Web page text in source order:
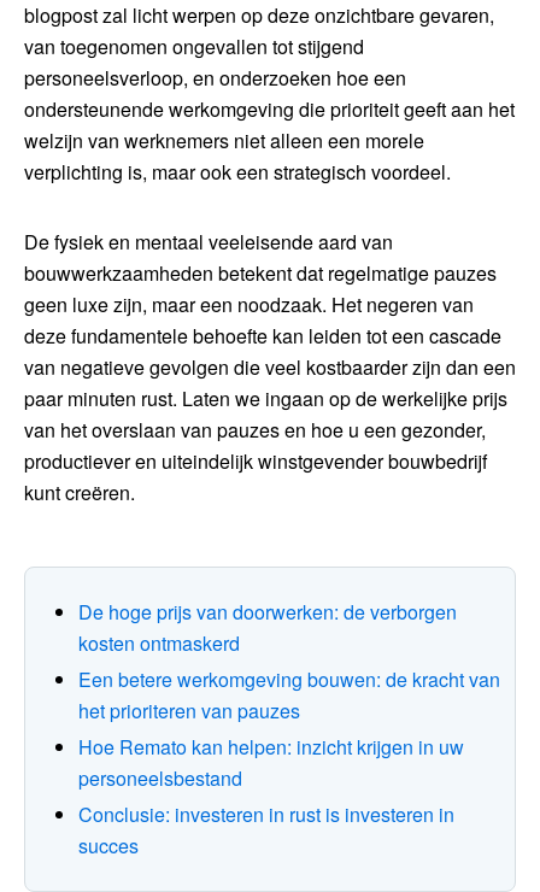
blogpost zal licht werpen op deze onzichtbare gevaren,
van toegenomen ongevallen tot stijgend
personeelsverloop, en onderzoeken hoe een
ondersteunende werkomgeving die prioriteit geeft aan het
welzijn van werknemers niet alleen een morele
verplichting is, maar ook een strategisch voordeel.
De fysiek en mentaal veeleisende aard van
bouwwerkzaamheden betekent dat regelmatige pauzes
geen luxe zijn, maar een noodzaak. Het negeren van
deze fundamentele behoefte kan leiden tot een cascade
van negatieve gevolgen die veel kostbaarder zijn dan een
paar minuten rust. Laten we ingaan op de werkelijke prijs
van het overslaan van pauzes en hoe u een gezonder,
productiever en uiteindelijk winstgevender bouwbedrijf
kunt creëren.
De hoge prijs van doorwerken: de verborgen
kosten ontmaskerd
Een betere werkomgeving bouwen: de kracht van
het prioriteren van pauzes
Hoe Remato kan helpen: inzicht krijgen in uw
personeelsbestand
Conclusie: investeren in rust is investeren in
succes